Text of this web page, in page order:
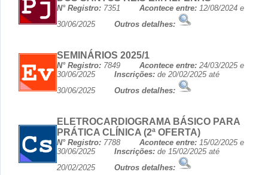
N° Registro: 7351 Acontece entre: 12/08/2024 e
30/06/2025 Outros detalhes:
SEMINÁRIOS 2025/1
N° Registro: 7849 Acontece entre: 24/03/2025 e
30/06/2025 Inscrições: de 20/02/2025 até
30/06/2025 Outros detalhes:
ELETROCARDIOGRAMA BÁSICO PARA
PRÁTICA CLÍNICA (2ª OFERTA)
N° Registro: 7788 Acontece entre: 15/02/2025 e
30/06/2025 Inscrições: de 15/02/2025 até
20/02/2025 Outros detalhes: